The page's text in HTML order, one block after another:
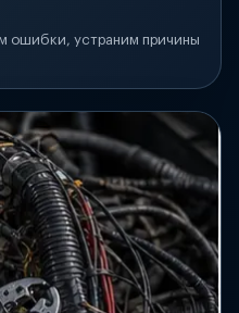
ошибки, устраним причины